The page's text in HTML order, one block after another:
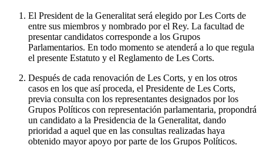
El President de la Generalitat será elegido por Les Corts de
entre sus miembros y nombrado por el Rey. La facultad de
presentar candidatos corresponde a los Grupos
Parlamentarios. En todo momento se atenderá a lo que regula
el presente Estatuto y el Reglamento de Les Corts.
Después de cada renovación de Les Corts, y en los otros
casos en los que así proceda, el Presidente de Les Corts,
previa consulta con los representantes designados por los
Grupos Políticos con representación parlamentaria, propondrá
un candidato a la Presidencia de la Generalitat, dando
prioridad a aquel que en las consultas realizadas haya
obtenido mayor apoyo por parte de los Grupos Políticos.